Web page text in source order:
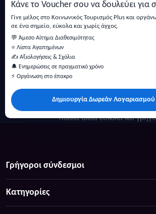
Κάνε το Voucher σου να δουλεύει για
Γίνε μέλος στο Κοινωνικός Τουρισμός Plus και
σε ένα σημείο, εύκολα και χωρίς άγχος.
💬 Άμεσο Αίτημα Διαθεσιμότητας
⭐ Λίστα Αγαπημένων
✍️ Αξιολογήσεις & Σχόλια
🔔 Ενημερώσεις σε πραγματικό χρόνο
⚡ Οργάνωση στο έπακρο
Δημιουργία Δωρεάν Λογαριασμού
πολλά άλλα ευκολα και
Γρήγοροι σύνδεσμοι
Κατηγορίες